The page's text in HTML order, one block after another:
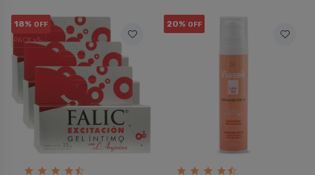
18% OFF
PACK x3u.
20% OFF